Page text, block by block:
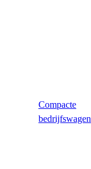
Compacte
bedrijfswagen